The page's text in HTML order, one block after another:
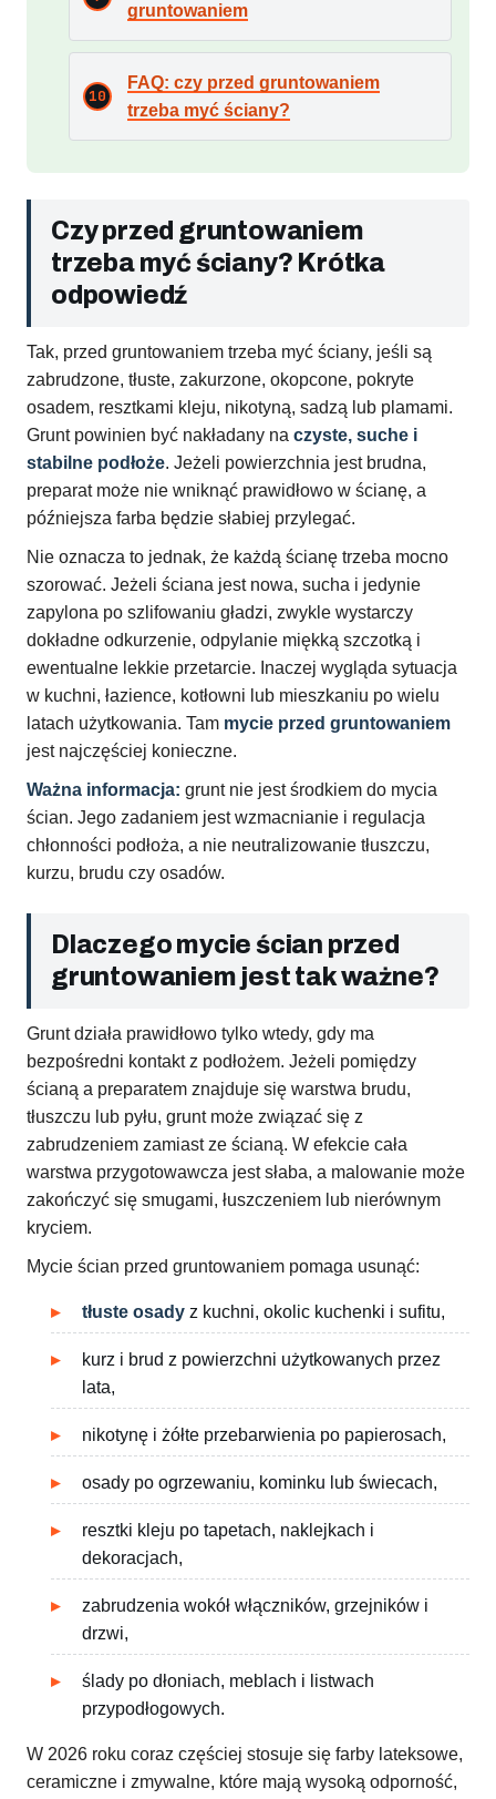
gruntowaniem
FAQ: czy przed gruntowaniem
trzeba myć ściany?
Czy przed gruntowaniem
trzeba myć ściany? Krótka
odpowiedź
Tak, przed gruntowaniem trzeba myć ściany, jeśli są
zabrudzone, tłuste, zakurzone, okopcone, pokryte
osadem, resztkami kleju, nikotyną, sadzą lub plamami.
Grunt powinien być nakładany na czyste, suche i
stabilne podłoże. Jeżeli powierzchnia jest brudna,
preparat może nie wniknąć prawidłowo w ścianę, a
późniejsza farba będzie słabiej przylegać.
Nie oznacza to jednak, że każdą ścianę trzeba mocno
szorować. Jeżeli ściana jest nowa, sucha i jedynie
zapylona po szlifowaniu gładzi, zwykle wystarczy
dokładne odkurzenie, odpylanie miękką szczotką i
ewentualne lekkie przetarcie. Inaczej wygląda sytuacja
w kuchni, łazience, kotłowni lub mieszkaniu po wielu
latach użytkowania. Tam mycie przed gruntowaniem
jest najczęściej konieczne.
Ważna informacja: grunt nie jest środkiem do mycia
ścian. Jego zadaniem jest wzmacnianie i regulacja
chłonności podłoża, a nie neutralizowanie tłuszczu,
kurzu, brudu czy osadów.
Dlaczego mycie ścian przed
gruntowaniem jest tak ważne?
Grunt działa prawidłowo tylko wtedy, gdy ma
bezpośredni kontakt z podłożem. Jeżeli pomiędzy
ścianą a preparatem znajduje się warstwa brudu,
tłuszczu lub pyłu, grunt może związać się z
zabrudzeniem zamiast ze ścianą. W efekcie cała
warstwa przygotowawcza jest słaba, a malowanie może
zakończyć się smugami, łuszczeniem lub nierównym
kryciem.
Mycie ścian przed gruntowaniem pomaga usunąć:
tłuste osady z kuchni, okolic kuchenki i sufitu,
kurz i brud z powierzchni użytkowanych przez
lata,
nikotynę i żółte przebarwienia po papierosach,
osady po ogrzewaniu, kominku lub świecach,
resztki kleju po tapetach, naklejkach i
dekoracjach,
zabrudzenia wokół włączników, grzejników i
drzwi,
ślady po dłoniach, meblach i listwach
przypodłogowych.
W 2026 roku coraz częściej stosuje się farby lateksowe,
ceramiczne i zmywalne, które mają wysoką odporność,